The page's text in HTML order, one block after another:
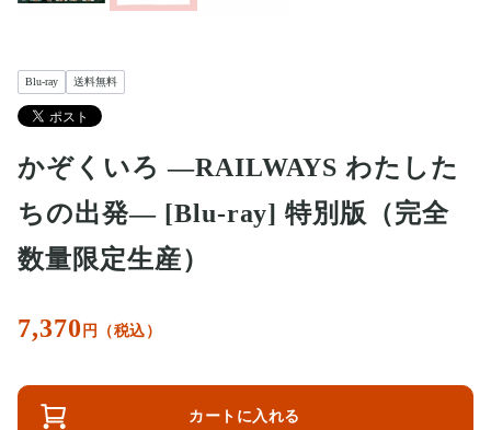
Blu-ray 送料無料
かぞくいろ ―RAILWAYS わたした
ちの出発― [Blu-ray] 特別版（完全
数量限定生産）
7,370 円（税込）
カートに入れる